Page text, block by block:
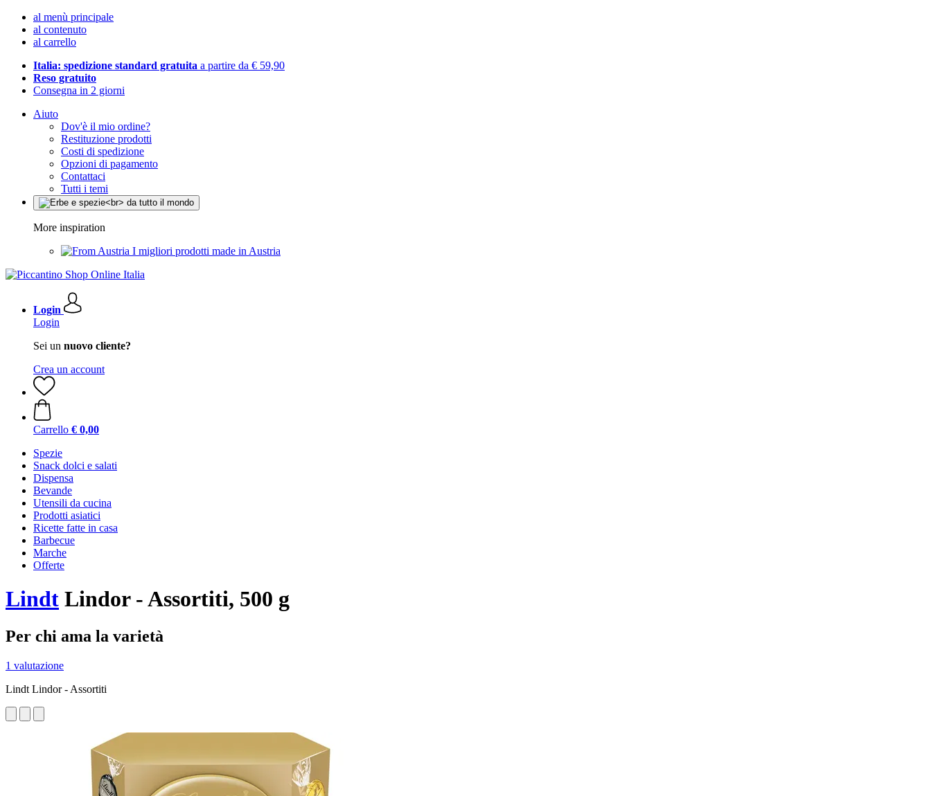
al menù principale
al contenuto
al carrello
Italia: spedizione standard gratuita a partire da € 59,90
Reso gratuito
Consegna in 2 giorni
Aiuto
Dov'è il mio ordine?
Restituzione prodotti
Costi di spedizione
Opzioni di pagamento
Contattaci
Tutti i temi
More inspiration
I migliori prodotti made in Austria
Login
Login
Sei un nuovo cliente?
Crea un account
Carrello € 0,00
Spezie
Snack dolci e salati
Dispensa
Bevande
Utensili da cucina
Prodotti asiatici
Ricette fatte in casa
Barbecue
Marche
Offerte
Lindt Lindor - Assortiti, 500 g
Per chi ama la varietà
1 valutazione
Lindt Lindor - Assortiti